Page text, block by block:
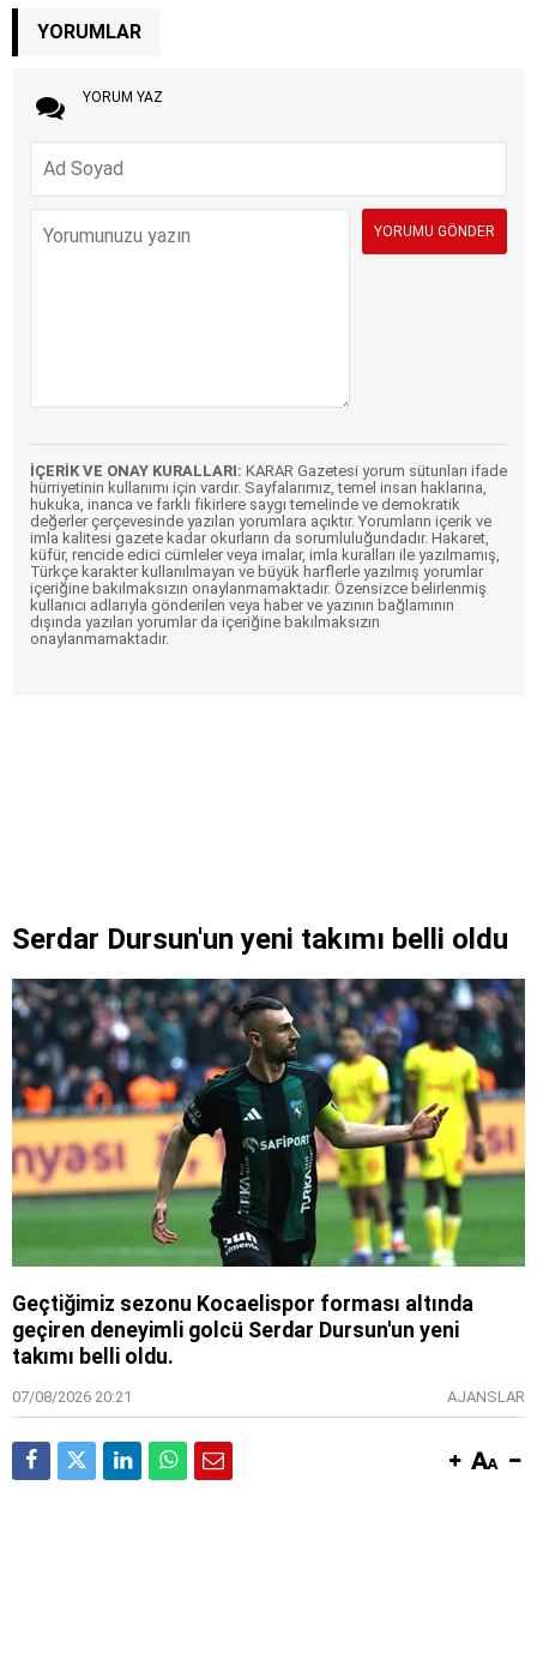
YORUMLAR
YORUM YAZ
İÇERİK VE ONAY KURALLARI: KARAR Gazetesi yorum sütunları ifade
hürriyetinin kullanımı için vardır. Sayfalarımız, temel insan haklarına,
hukuka, inanca ve farklı fikirlere saygı temelinde ve demokratik
değerler çerçevesinde yazılan yorumlara açıktır. Yorumların içerik ve
imla kalitesi gazete kadar okurların da sorumluluğundadır. Hakaret,
küfür, rencide edici cümleler veya imalar, imla kuralları ile yazılmamış,
Türkçe karakter kullanılmayan ve büyük harflerle yazılmış yorumlar
içeriğine bakılmaksızın onaylanmamaktadır. Özensizce belirlenmiş
kullanıcı adlarıyla gönderilen veya haber ve yazının bağlamının
dışında yazılan yorumlar da içeriğine bakılmaksızın
onaylanmamaktadır.
Serdar Dursun'un yeni takımı belli oldu
Geçtiğimiz sezonu Kocaelispor forması altında
geçiren deneyimli golcü Serdar Dursun'un yeni
takımı belli oldu.
07/08/2026 20:21 AJANSLAR